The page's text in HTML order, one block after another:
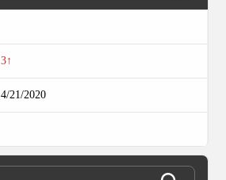
3↑
4/21/2020